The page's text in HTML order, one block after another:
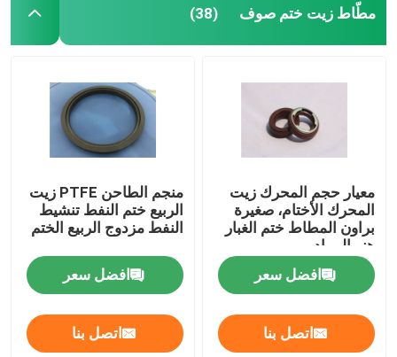
آلة قطع معدنية
المثبتات المعدنية والسحابات
الأختام صمام الجذعية النفط
أجزاء إصلاح المحرك
التعبئة الألياف الغدة
مطّاط زيت ختم صوف (38)
معيار حجم المحرك زيت
المحرك الأختام، صغيرة
براون المطاط ختم الغبار
هنر المواد
افضل سعر
اتصل بنا
منجم الطاحن PTFE زيت
الربيع ختم النفط تنشيط
النفط مزدوج الربيع الختم
افضل سعر
اتصل بنا